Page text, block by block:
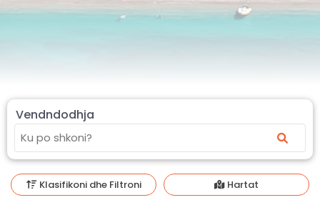
Vendndodhja
Klasifikoni dhe Filtroni Hartat